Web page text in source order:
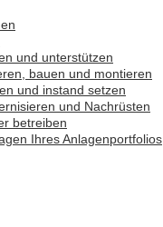
und unterstützen
bauen und montieren
und instand setzen
und Nachrüsten
betreiben
Ihres Anlagenportfolios